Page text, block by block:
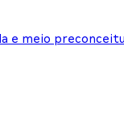
e meio